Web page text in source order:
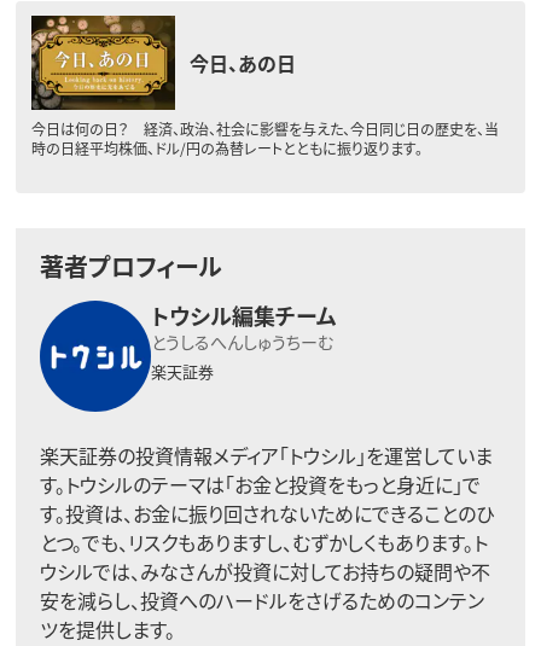
今日、あの日
今日は何の日？ 経済、政治、社会に影響を与えた、今日同じ日の歴史を、当
時の日経平均株価、ドル/円の為替レートとともに振り返ります。
著者プロフィール
トウシル編集チーム
とうしるへんしゅうちーむ
楽天証券
楽天証券の投資情報メディア「トウシル」を運営していま
す。トウシルのテーマは「お金と投資をもっと身近に」で
す。投資は、お金に振り回されないためにできることのひ
とつ。でも、リスクもありますし、むずかしくもあります。ト
ウシルでは、みなさんが投資に対してお持ちの疑問や不
安を減らし、投資へのハードルをさげるためのコンテン
ツを提供します。